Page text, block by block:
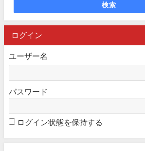
検索
ログイン
ユーザー名
パスワード
ログイン状態を保持する